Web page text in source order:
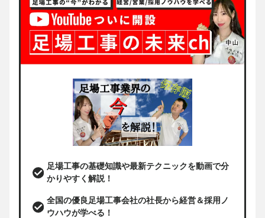
足場工事の基礎知識や最新テクニックを動画で分
かりやすく解説！
全国の優良足場工事会社の社長から経営＆採用ノ
ウハウが学べる！